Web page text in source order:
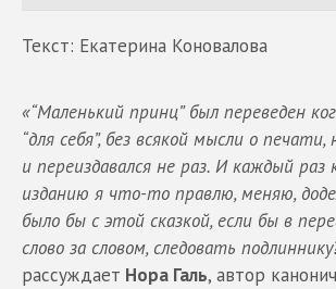
Текст: Екатерина Коновалова
«“Маленький принц” был переведен
“для себя”, без всякой мысли о
и переиздавался не раз. И каждый раз
изданию я что-то правлю, меняю,
было бы с этой сказкой, если бы в
слово за словом, следовать
рассуждает Нора Галь, автор